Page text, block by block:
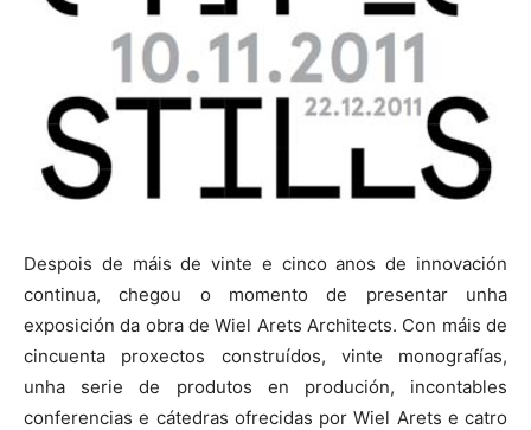
Despois de máis de vinte e cinco anos de innovación
continua, chegou o momento de presentar unha
exposición da obra de Wiel Arets Architects. Con máis de
cincuenta proxectos construídos, vinte monografías,
unha serie de produtos en produción, incontables
conferencias e cátedras ofrecidas por Wiel Arets e catro